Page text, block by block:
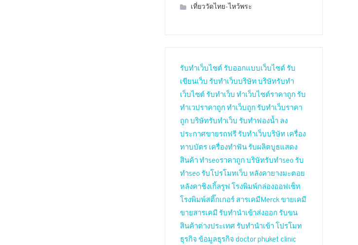
เที่ยววัดไทย-ไหว้พระ
รับทำเว็บไซต์ รับออกแบบเว็บไซต์ รับ
เขียนเว็บ รับทำเว็บบริษัท บริษัทรับทำ
เว็บไซต์ รับทำเว็บ ทำเว็บไซต์ราคาถูก รับ
ทำเวปราคาถูก ทำเว็บถูก รับทำเว็บราคา
ถูก บริษัทรับทำเว็บ รับทำฟองน้ำ ลง
ประกาศขายรถฟรี รับทำเว็บบริษัท เครื่อง
ทาบบัตร เครื่องทำฟัน รับผลิตบูธแสดง
สินค้า ทำseoราคาถูก บริษัทรับทำseo รับ
ทำseo รับโปรโมทเว็บ หลังคายางมะตอย
หลังคาชิงเกิ้ลรูฟ โรงพิมพ์กล่องออฟเซ็ท
โรงพิมพ์สติ๊กเกอร์ สารเคมีMerckขายเคมี
ขายสารเคมี รับทำนำเข้าส่งออก รับขน
สินค้าต่างประเทศ รับทำนำเข้า โปรโมท
ธุรกิจ ข้อมูลธุรกิจ doctor phuket clinic